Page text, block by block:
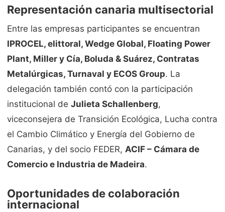
Representación canaria multisectorial
Entre las empresas participantes se encuentran
IPROCEL, elittoral, Wedge Global, Floating Power
Plant, Miller y Cía, Boluda & Suárez, Contratas
Metalúrgicas, Turnaval y ECOS Group. La
delegación también contó con la participación
institucional de Julieta Schallenberg,
viceconsejera de Transición Ecológica, Lucha contra
el Cambio Climático y Energía del Gobierno de
Canarias, y del socio FEDER, ACIF – Cámara de
Comercio e Industria de Madeira.
Oportunidades de colaboración
internacional